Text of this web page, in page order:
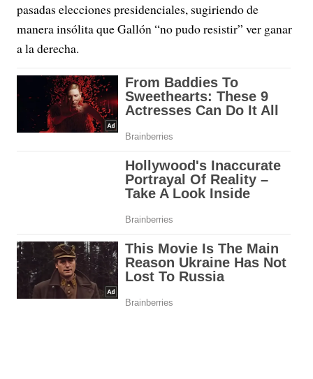
pasadas elecciones presidenciales, sugiriendo de
manera insólita que Gallón “no pudo resistir” ver ganar
a la derecha.